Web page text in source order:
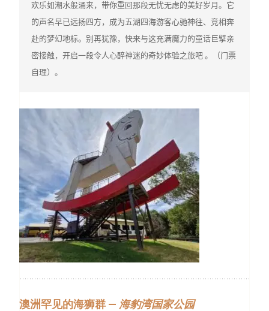
欢乐如潮水般涌来，带你重回那段无忧无虑的美好岁月。它
的声名早已远扬四方，成为五湖四海游客心驰神往、竞相奔
赴的梦幻地标。别再犹豫，快来与这充满魔力的童话巨擘亲
密接触，开启一段令人心醉神迷的奇妙体验之旅吧 。
（门票
自理） 。
澳洲罕见的海狮群 — 海豹湾国家公园